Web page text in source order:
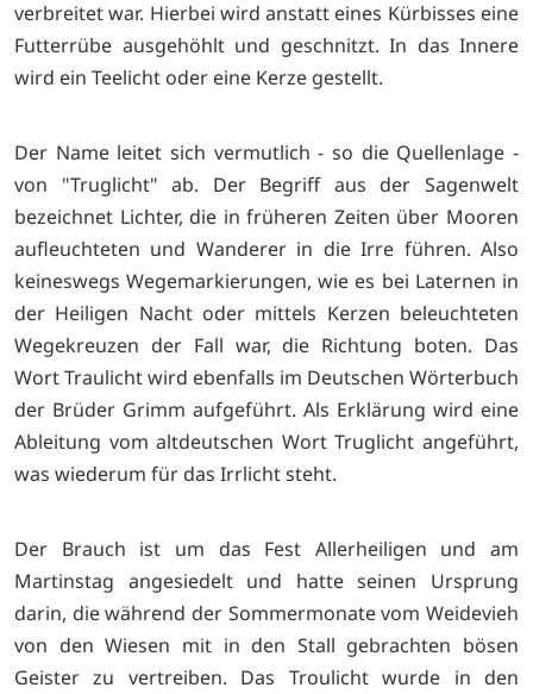
verbreitet war. Hierbei wird anstatt eines Kürbisses eine
Futterrübe ausgehöhlt und geschnitzt. In das Innere
wird ein Teelicht oder eine Kerze gestellt.
Der Name leitet sich vermutlich - so die Quellenlage -
von "Truglicht" ab. Der Begriff aus der Sagenwelt
bezeichnet Lichter, die in früheren Zeiten über Mooren
aufleuchteten und Wanderer in die Irre führen. Also
keineswegs Wegemarkierungen, wie es bei Laternen in
der Heiligen Nacht oder mittels Kerzen beleuchteten
Wegekreuzen der Fall war, die Richtung boten. Das
Wort Traulicht wird ebenfalls im Deutschen Wörterbuch
der Brüder Grimm aufgeführt. Als Erklärung wird eine
Ableitung vom altdeutschen Wort Truglicht angeführt,
was wiederum für das Irrlicht steht.
Der Brauch ist um das Fest Allerheiligen und am
Martinstag angesiedelt und hatte seinen Ursprung
darin, die während der Sommermonate vom Weidevieh
von den Wiesen mit in den Stall gebrachten bösen
Geister zu vertreiben. Das Troulicht wurde in den